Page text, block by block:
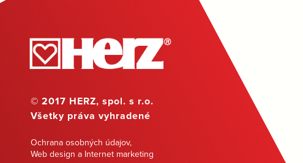
© 2017 HERZ, spol. s r.o.
Všetky práva vyhradené
Ochrana osobných údajov,
Web design a Internet marketing